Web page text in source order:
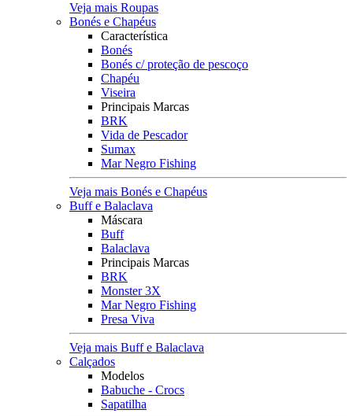
Veja mais Roupas
Bonés e Chapéus
Característica
Bonés
Bonés c/ proteção de pescoço
Chapéu
Viseira
Principais Marcas
BRK
Vida de Pescador
Sumax
Mar Negro Fishing
Veja mais Bonés e Chapéus
Buff e Balaclava
Máscara
Buff
Balaclava
Principais Marcas
BRK
Monster 3X
Mar Negro Fishing
Presa Viva
Veja mais Buff e Balaclava
Calçados
Modelos
Babuche - Crocs
Sapatilha